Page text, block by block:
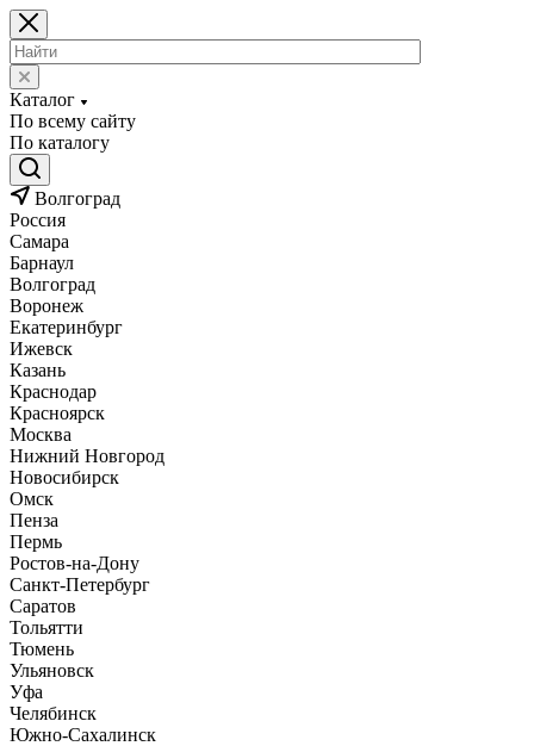
Каталог
По всему сайту
По каталогу
Волгоград
Россия
Самара
Барнаул
Волгоград
Воронеж
Екатеринбург
Ижевск
Казань
Краснодар
Красноярск
Москва
Нижний Новгород
Новосибирск
Омск
Пенза
Пермь
Ростов-на-Дону
Санкт-Петербург
Саратов
Тольятти
Тюмень
Ульяновск
Уфа
Челябинск
Южно-Сахалинск